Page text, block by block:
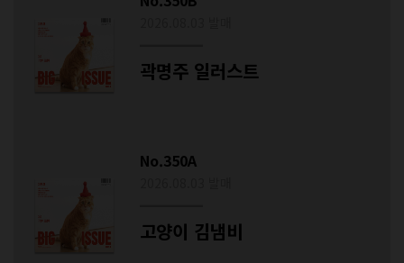
곽명주 일러스트
No.350A
고양이 김냄비